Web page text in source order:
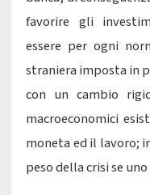
favorire gli
essere per ogni
straniera imposta in
con un cambio
macroeconomici
moneta ed il lavoro;
peso della crisi se